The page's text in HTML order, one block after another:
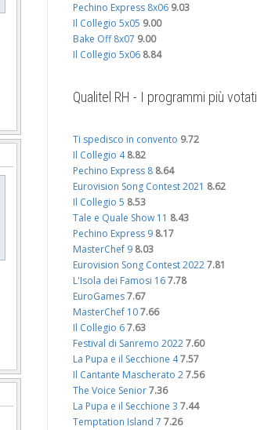
Pechino Express 8x06 9.03
Il Collegio 5x05 9.00
Bake Off 8x07 9.00
Il Collegio 5x06 8.84
Qualitel RH - I programmi più votati
Ti spedisco in convento 9.72
Il Collegio 4 8.82
Pechino Express 8 8.64
Eurovision Song Contest 2021 8.62
Il Collegio 5 8.53
Tale e Quale Show 11 8.43
Pechino Express 9 8.17
MasterChef 9 8.03
Eurovision Song Contest 2022 7.81
L'Isola dei Famosi 16 7.78
EuroGames 7.67
MasterChef 10 7.66
Il Collegio 6 7.63
Festival di Sanremo 2022 7.60
La Pupa e il Secchione 47.57
Il Cantante Mascherato 2 7.56
The Voice Senior 7.36
La Pupa e il Secchione 3 7.44
Temptation Island 7 7.26